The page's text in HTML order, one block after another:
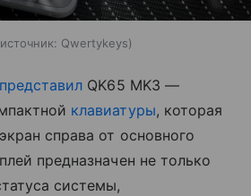
источник: Qwertykeys
представил QK65 MK3 —
клавиатуры, которая
справа от основного
предназначен не только
системы,